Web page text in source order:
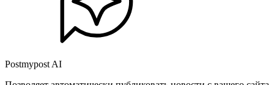
Postmypost AI